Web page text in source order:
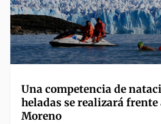
Una competencia de
heladas se realizará
Moreno